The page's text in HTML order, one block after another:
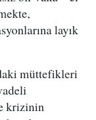
layık
müttefikleri
krizinin